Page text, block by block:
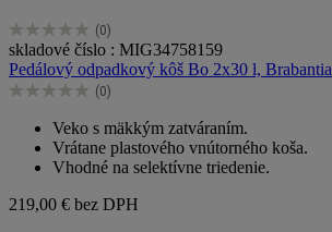
(0)
0.0
z
5
hviezdičiek.
skladové číslo : MIG34758159
Pedálový odpadkový kôš Bo 2x30 l, Brabantia
(0)
0.0
hviezdičiek.
Veko s mäkkým zatváraním.
Vrátane plastového vnútorného koša.
Vhodné na selektívne triedenie.
219,00 € bez DPH